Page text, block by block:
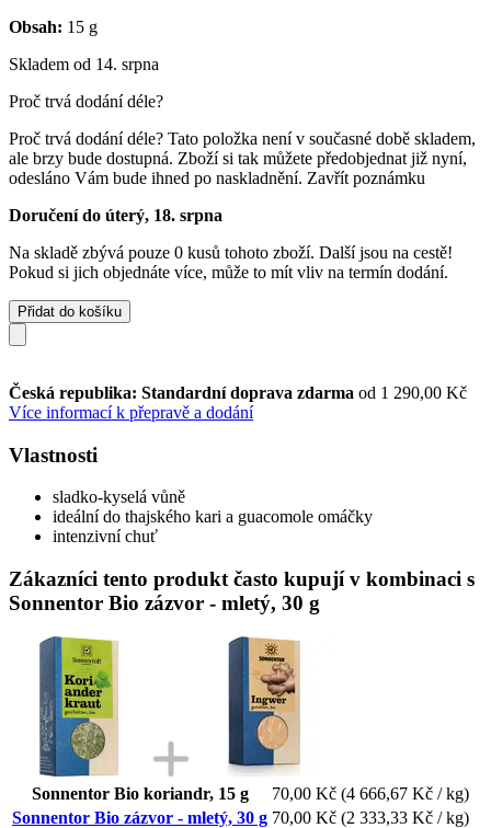
Obsah: 15 g
Skladem od 14. srpna
Proč trvá dodání déle?
Proč trvá dodání déle? Tato položka není v současné době skladem,
ale brzy bude dostupná. Zboží si tak můžete předobjednat již nyní,
odesláno Vám bude ihned po naskladnění. Zavřít poznámku
Doručení do úterý, 18. srpna
Na skladě zbývá pouze 0 kusů tohoto zboží. Další jsou na cestě!
Pokud si jich objednáte více, může to mít vliv na termín dodání.
Přidat do košíku
Česká republika: Standardní doprava zdarma od 1 290,00 Kč
Více informací k přepravě a dodání
Vlastnosti
sladko-kyselá vůně
ideální do thajského kari a guacomole omáčky
intenzivní chuť
Zákazníci tento produkt často kupují v kombinaci s
Sonnentor Bio zázvor - mletý, 30 g
Sonnentor Bio koriandr, 15 g 70,00 Kč (4 666,67 Kč / kg)
Sonnentor Bio zázvor - mletý, 30 g 70,00 Kč (2 333,33 Kč / kg)